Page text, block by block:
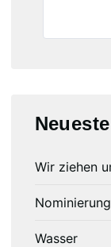
Wir ziehen
Wasser